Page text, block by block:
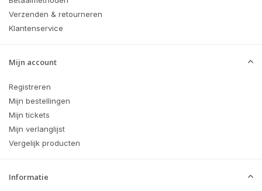
Verzenden & retourneren
Klantenservice
Mijn account
Registreren
Mijn bestellingen
Mijn tickets
Mijn verlanglijst
Vergelijk producten
Informatie